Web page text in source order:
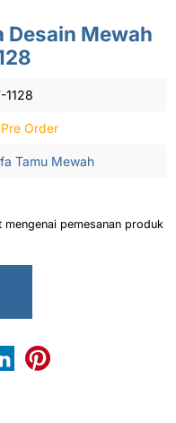
Desain Mewah
1128
Pre Order
Tamu Mewah
pemesanan produk